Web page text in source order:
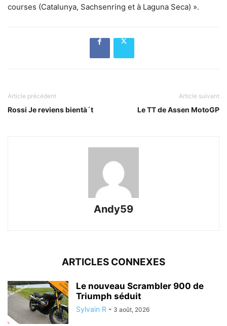
courses (Catalunya, Sachsenring et à Laguna Seca) ».
Article précédent
Rossi Je reviens bientà´t
Article suivant
Le TT de Assen MotoGP
Andy59
ARTICLES CONNEXES
Le nouveau Scrambler 900 de
Triumph séduit
Sylvain R - 3 août, 2026